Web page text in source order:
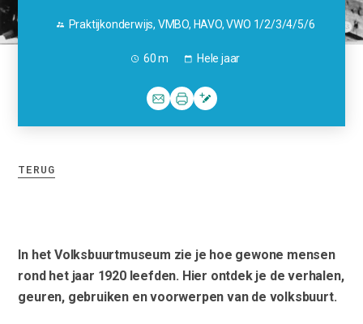
Praktijkonderwijs, VMBO, HAVO, VWO 1/2/3/4/5/6
60 m Hele jaar
TERUG
In het Volksbuurtmuseum zie je hoe gewone mensen
rond het jaar 1920 leefden. Hier ontdek je de verhalen,
geuren, gebruiken en voorwerpen van de volksbuurt.